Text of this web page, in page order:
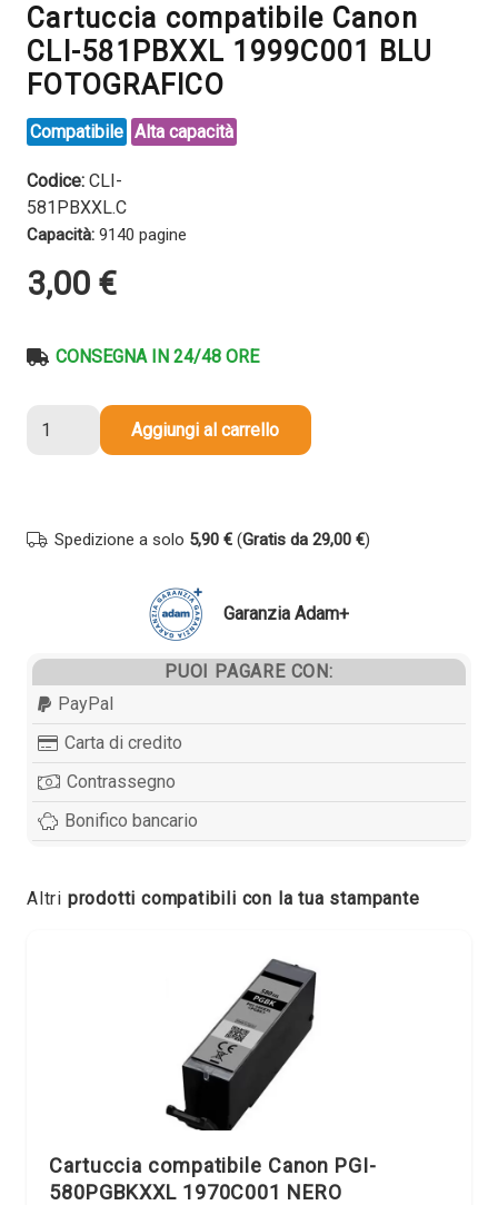
Cartuccia compatibile Canon
CLI-581PBXXL 1999C001 BLU
FOTOGRAFICO
Compatibile Alta capacità
Codice: CLI-
581PBXXL.C
Capacità: 9140 pagine
3,00 €
CONSEGNA IN 24/48 ORE
compatibile
1999C001
Aggiungi al carrello
Spedizione a solo 5,90 € (Gratis da 29,00 €)
Garanzia Adam+
PUOI PAGARE CON:
PayPal
Carta di credito
Contrassegno
Bonifico bancario
Altri prodotti compatibili con la tua stampante
Cartuccia compatibile Canon PGI-
580PGBKXXL 1970C001 NERO